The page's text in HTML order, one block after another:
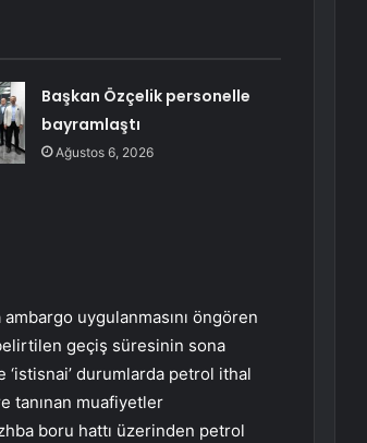
Başkan Özçelik personelle
bayramlaştı
Ağustos 6, 2026
ambargo uygulanmasını öngören
geçiş süresinin sona
durumlarda petrol ithal
tanınan muafiyetler
boru hattı üzerinden petrol